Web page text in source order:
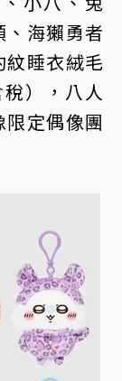
海獺勇者
睡衣絨毛
），八人
定偶像團